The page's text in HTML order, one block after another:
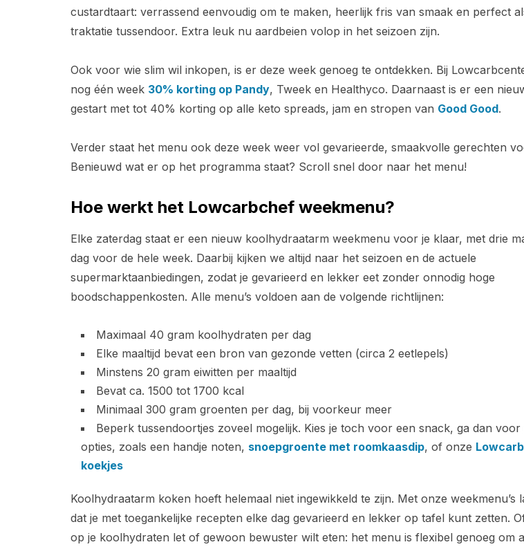
custardtaart: verrassend eenvoudig om te maken, heerlijk fris van smaak en perfect
traktatie tussendoor. Extra leuk nu aardbeien volop in het seizoen zijn.
Ook voor wie slim wil inkopen, is er deze week genoeg te ontdekken. Bij
nog één week 30% korting op Pandy, Tweek en Healthyco. Daarnaast is er een
gestart met tot 40% korting op alle keto spreads, jam en stropen van Good Good.
Verder staat het menu ook deze week weer vol gevarieerde, smaakvolle gerechten
Benieuwd wat er op het programma staat? Scroll snel door naar het menu!
Hoe werkt het Lowcarbchef weekmenu?
Elke zaterdag staat er een nieuw koolhydraatarm weekmenu voor je klaar, met drie
dag voor de hele week. Daarbij kijken we altijd naar het seizoen en de actuele
supermarktaanbiedingen, zodat je gevarieerd en lekker eet zonder onnodig hoge
boodschappenkosten. Alle menu’s voldoen aan de volgende richtlijnen:
Maximaal 40 gram koolhydraten per dag
Elke maaltijd bevat een bron van gezonde vetten (circa 2 eetlepels)
Minstens 20 gram eiwitten per maaltijd
Bevat ca. 1500 tot 1700 kcal
Minimaal 300 gram groenten per dag, bij voorkeur meer
Beperk tussendoortjes zoveel mogelijk. Kies je toch voor een snack, ga dan voor
opties, zoals een handje noten, snoepgroente met roomkaasdip, of onze
koekjes
Koolhydraatarm koken hoeft helemaal niet ingewikkeld te zijn. Met onze weekmenu’s
dat je met toegankelijke recepten elke dag gevarieerd en lekker op tafel kunt zetten.
op je koolhydraten let of gewoon bewuster wilt eten: het menu is flexibel genoeg om